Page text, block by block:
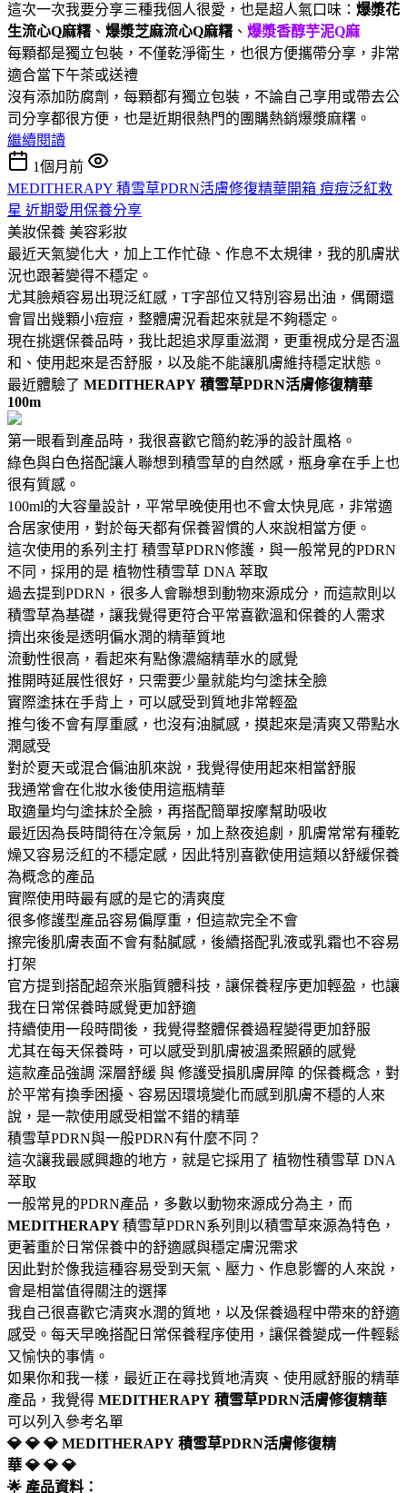
這次一次我要分享三種我個人很愛，也是超人氣口味： 爆漿花
生流心Q麻糬 、 爆漿芝麻流心Q麻糬 、 爆漿香醇芋泥Q麻
每顆都是獨立包裝，不僅乾淨衛生，也很方便攜帶分享，非常
適合當下午茶或送禮
沒有添加防腐劑，每顆都有獨立包裝，不論自己享用或帶去公
司分享都很方便，也是近期很熱門的團購熱銷爆漿麻糬。
繼續閱讀
1個月前
MEDITHERAPY 積雪草PDRN活膚修復精華開箱 痘痘泛紅救
星 近期愛用保養分享
美妝保養 美容彩妝
最近天氣變化大，加上工作忙碌、作息不太規律，我的肌膚狀
況也跟著變得不穩定。
尤其臉頰容易出現泛紅感，T字部位又特別容易出油，偶爾還
會冒出幾顆小痘痘，整體膚況看起來就是不夠穩定。
現在挑選保養品時，我比起追求厚重滋潤，更重視成分是否溫
和、使用起來是否舒服，以及能不能讓肌膚維持穩定狀態。
最近體驗了 MEDITHERAPY 積雪草PDRN活膚修復精華
100m
第一眼看到產品時，我很喜歡它簡約乾淨的設計風格。
綠色與白色搭配讓人聯想到積雪草的自然感，瓶身拿在手上也
很有質感。
100ml的大容量設計，平常早晚使用也不會太快見底，非常適
合居家使用，對於每天都有保養習慣的人來說相當方便。
這次使用的系列主打 積雪草PDRN修護，與一般常見的PDRN
不同，採用的是 植物性積雪草 DNA 萃取
過去提到PDRN，很多人會聯想到動物來源成分，而這款則以
積雪草為基礎，讓我覺得更符合平常喜歡溫和保養的人需求
擠出來後是透明偏水潤的精華質地
流動性很高，看起來有點像濃縮精華水的感覺
推開時延展性很好，只需要少量就能均勻塗抹全臉
實際塗抹在手背上，可以感受到質地非常輕盈
推勻後不會有厚重感，也沒有油膩感，摸起來是清爽又帶點水
潤感受
對於夏天或混合偏油肌來說，我覺得使用起來相當舒服
我通常會在化妝水後使用這瓶精華
取適量均勻塗抹於全臉，再搭配簡單按摩幫助吸收
最近因為長時間待在冷氣房，加上熬夜追劇，肌膚常常有種乾
燥又容易泛紅的不穩定感，因此特別喜歡使用這類以舒緩保養
為概念的產品
實際使用時最有感的是它的清爽度
很多修護型產品容易偏厚重，但這款完全不會
擦完後肌膚表面不會有黏膩感，後續搭配乳液或乳霜也不容易
打架
官方提到搭配超奈米脂質體科技，讓保養程序更加輕盈，也讓
我在日常保養時感覺更加舒適
持續使用一段時間後，我覺得整體保養過程變得更加舒服
尤其在每天保養時，可以感受到肌膚被溫柔照顧的感覺
這款產品強調 深層舒緩 與 修護受損肌膚屏障 的保養概念，對
於平常有換季困擾、容易因環境變化而感到肌膚不穩的人來
說，是一款使用感受相當不錯的精華
積雪草PDRN與一般PDRN有什麼不同？
這次讓我最感興趣的地方，就是它採用了 植物性積雪草 DNA
萃取
一般常見的PDRN產品，多數以動物來源成分為主，而
MEDITHERAPY積雪草PDRN系列則以積雪草來源為特色，
更著重於日常保養中的舒適感與穩定膚況需求
因此對於像我這種容易受到天氣、壓力、作息影響的人來說，
會是相當值得關注的選擇
我自己很喜歡它清爽水潤的質地，以及保養過程中帶來的舒適
感受。每天早晚搭配日常保養程序使用，讓保養變成一件輕鬆
又愉快的事情。
如果你和我一樣，最近正在尋找質地清爽、使用感舒服的精華
產品，我覺得 MEDITHERAPY 積雪草PDRN活膚修復精華
可以列入參考名單
💎 💎 💎 MEDITHERAPY 積雪草PDRN活膚修復精
華 💎 💎 💎
🌟 產品資料：